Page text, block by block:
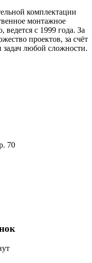
комплектации
монтажное
ведется с 1999 года. За
проектов, за счёт
задач любой сложности.
70